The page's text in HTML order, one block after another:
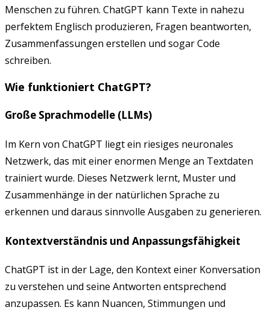
Menschen zu führen. ChatGPT kann Texte in nahezu
perfektem Englisch produzieren, Fragen beantworten,
Zusammenfassungen erstellen und sogar Code
schreiben.
Wie funktioniert ChatGPT?
Große Sprachmodelle (LLMs)
Im Kern von ChatGPT liegt ein riesiges neuronales
Netzwerk, das mit einer enormen Menge an Textdaten
trainiert wurde. Dieses Netzwerk lernt, Muster und
Zusammenhänge in der natürlichen Sprache zu
erkennen und daraus sinnvolle Ausgaben zu generieren.
Kontextverständnis und Anpassungsfähigkeit
ChatGPT ist in der Lage, den Kontext einer Konversation
zu verstehen und seine Antworten entsprechend
anzupassen. Es kann Nuancen, Stimmungen und